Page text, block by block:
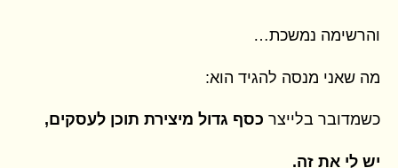
והרשימה נמשכת…
מה שאני מנסה להגיד הוא:
כשמדובר בלייצר כסף גדול מיצירת תוכן לעסקים,
יש לי את זה.